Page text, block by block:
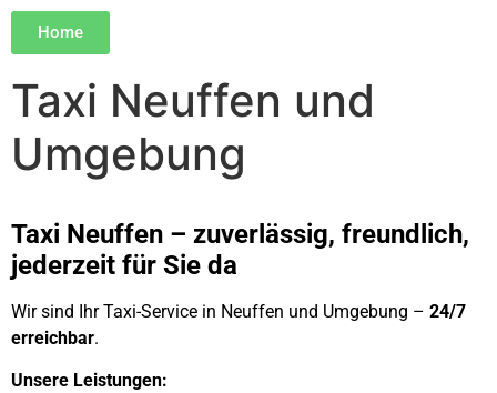
Home
Taxi Neuffen und
Umgebung
Taxi Neuffen – zuverlässig, freundlich,
jederzeit für Sie da
Wir sind Ihr Taxi-Service in Neuffen und Umgebung – 24/7
erreichbar.
Unsere Leistungen: